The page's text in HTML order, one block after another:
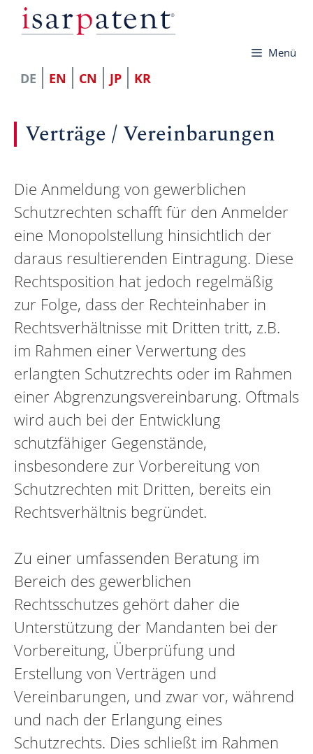
Zum
Inhalt
Menü
DE EN CN JP KR
Verträge / ­Vereinbarungen
Die Anmeldung von gewerblichen
Schutzrechten schafft für den Anmelder
eine Monopolstellung hinsichtlich der
daraus resultierenden Eintragung. Diese
Rechtsposition hat jedoch regelmäßig
zur Folge, dass der Rechteinhaber in
Rechtsverhältnisse mit Dritten tritt, z.B.
im Rahmen einer Verwertung des
erlangten Schutzrechts oder im Rahmen
einer Abgrenzungsvereinbarung. Oftmals
wird auch bei der Entwicklung
schutzfähiger Gegenstände,
insbesondere zur Vorbereitung von
Schutzrechten mit Dritten, bereits ein
Rechtsverhältnis begründet.
Zu einer umfassenden Beratung im
Bereich des gewerblichen
Rechtsschutzes gehört daher die
Unterstützung der Mandanten bei der
Vorbereitung, Überprüfung und
Erstellung von Verträgen und
Vereinbarungen, und zwar vor, während
und nach der Erlangung eines
Schutzrechts. Dies schließt im Rahmen